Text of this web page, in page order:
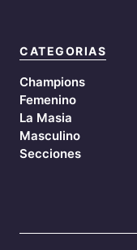
CATEGORIAS
Champions
Femenino
La Masia
Masculino
Secciones